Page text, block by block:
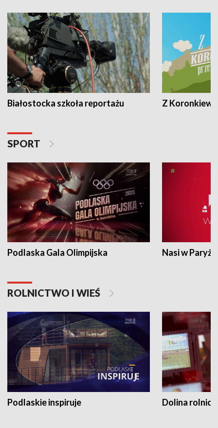
Białostocka szkoła reportażu Z
SPORT
Podlaska Gala Olimpijska Nasi w Paryżu
ROLNICTWO I WIEŚ
Podlaskie inspiruje Dolina